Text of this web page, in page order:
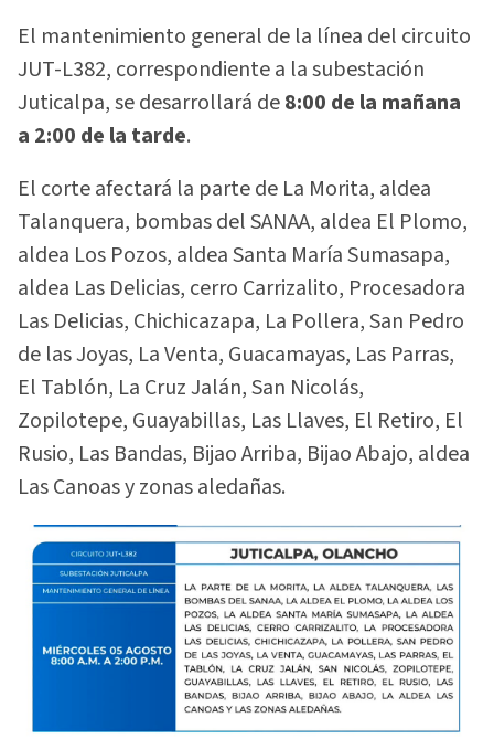
El mantenimiento general de la línea del circuito
JUT-L382, correspondiente a la subestación
Juticalpa, se desarrollará de8:00 de la mañana
a 2:00 de la tarde.
El corte afectará la parte de La Morita, aldea
Talanquera, bombas del SANAA, aldea El Plomo,
aldea Los Pozos, aldea Santa María Sumasapa,
aldea Las Delicias, cerro Carrizalito, Procesadora
Las Delicias, Chichicazapa, La Pollera, San Pedro
de las Joyas, La Venta, Guacamayas, Las Parras,
El Tablón, La Cruz Jalán, San Nicolás,
Zopilotepe, Guayabillas, Las Llaves, El Retiro, El
Rusio, Las Bandas, Bijao Arriba, Bijao Abajo, aldea
Las Canoas y zonas aledañas.